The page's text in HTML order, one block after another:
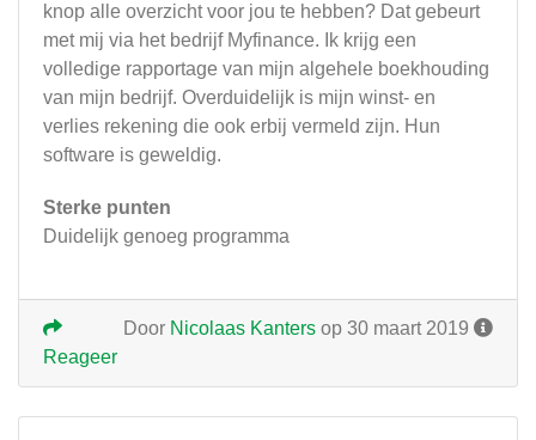
knop alle overzicht voor jou te hebben? Dat gebeurt
met mij via het bedrijf Myfinance. Ik krijg een
volledige rapportage van mijn algehele boekhouding
van mijn bedrijf. Overduidelijk is mijn winst- en
verlies rekening die ook erbij vermeld zijn. Hun
software is geweldig.
Sterke punten
Duidelijk genoeg programma
Door Nicolaas Kanters op 30 maart 2019
Reageer